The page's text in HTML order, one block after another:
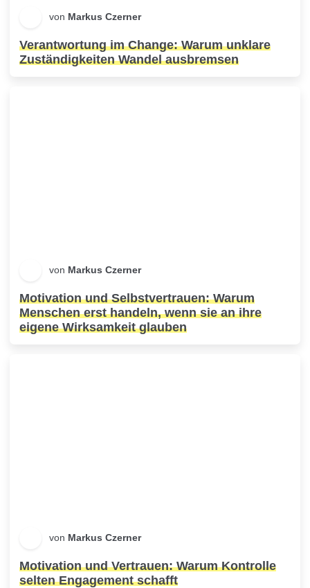
von Markus Czerner
Verantwortung im Change: Warum unklare
Zuständigkeiten Wandel ausbremsen
von Markus Czerner
Motivation und Selbstvertrauen: Warum
Menschen erst handeln, wenn sie an ihre
eigene Wirksamkeit glauben
von Markus Czerner
Motivation und Vertrauen: Warum Kontrolle
selten Engagement schafft